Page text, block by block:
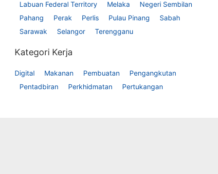
Labuan Federal Territory
Melaka
Negeri Sembilan
Pahang
Perak Perlis Pulau Pinang
Sabah
Sarawak
Selangor Terengganu
Kategori Kerja
Digital Makanan Pembuatan
Pengangkutan
Pentadbiran
Perkhidmatan Pertukangan